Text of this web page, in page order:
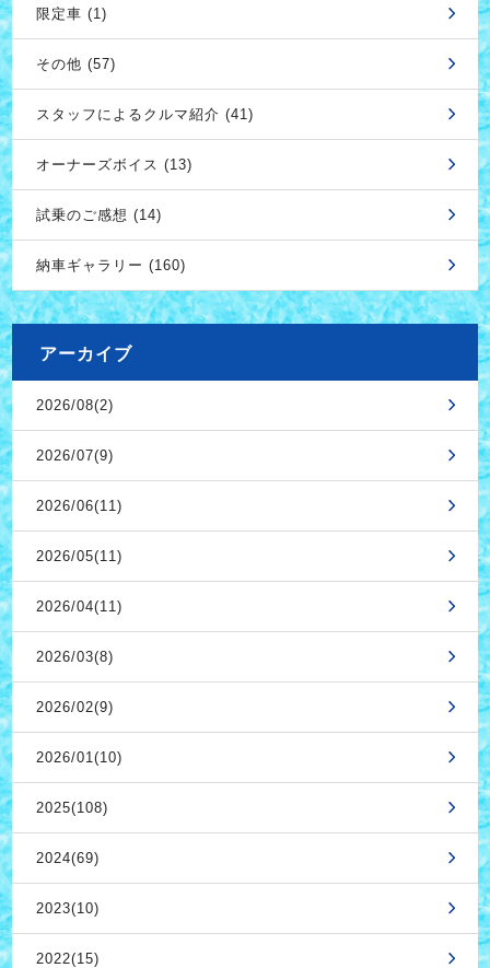
限定車 (1)
その他 (57)
スタッフによるクルマ紹介 (41)
オーナーズボイス (13)
試乗のご感想 (14)
納車ギャラリー (160)
アーカイブ
2026/08(2)
2026/07(9)
2026/06(11)
2026/05(11)
2026/04(11)
2026/03(8)
2026/02(9)
2026/01(10)
2025(108)
2024(69)
2023(10)
2022(15)